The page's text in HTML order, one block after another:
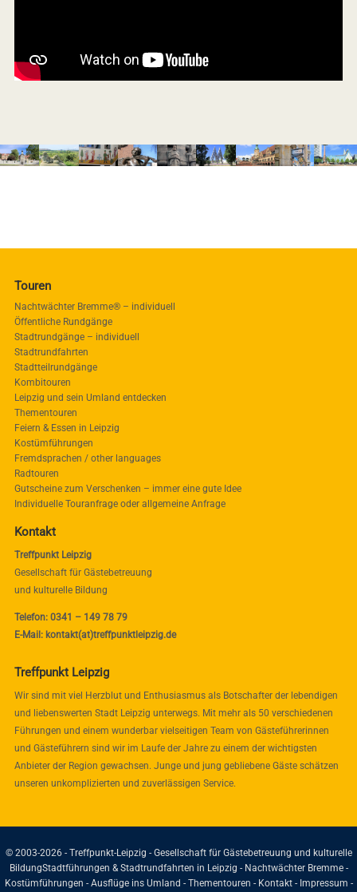
Touren
Nachtwächter Bremme® – individuell
Öffentliche Rundgänge
Stadtrundgänge – individuell
Stadtrundfahrten
Stadtteilrundgänge
Kombitouren
Leipzig und sein Umland entdecken
Thementouren
Feiern & Essen in Leipzig
Kostümführungen
Fremdsprachen / other languages
Radtouren
Gutscheine zum Verschenken – immer eine gute Idee
Individuelle Touranfrage oder allgemeine Anfrage
Kontakt
Treffpunkt Leipzig
Gesellschaft für Gästebetreuung
und kulturelle Bildung
Telefon: 0341 – 149 78 79
E-Mail: kontakt(at)treffpunktleipzig.de
Treffpunkt Leipzig
Wir sind mit viel Herzblut und Enthusiasmus als Botschafter der lebendigen
und liebenswerten Stadt Leipzig unterwegs. Mit mehr als 50 verschiedenen
Führungen und einem wunderbar vielseitigen Team von Gästeführerinnen
und Gästeführern sind wir im Laufe der Jahre zu einem der wichtigsten
Anbieter der Region gewachsen. Junge und jung gebliebene Gäste schätzen
unseren unkomplizierten und zuverlässigen Service.
© 2003-2026 - Treffpunkt-Leipzig - Gesellschaft für Gästebetreuung und kulturelle
BildungStadtführungen & Stadtrundfahrten in Leipzig - Nachtwächter Bremme -
Kostümführungen - Ausflüge ins Umland - Thementouren - Kontakt- Impressum -